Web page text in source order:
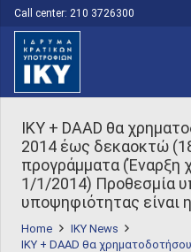
Call center: 210 3726300
ΙΚΥ + DAAD θα
2014 έως δεκαοκτώ
προγράμματα (Έναρξη
1/1/2014) Προθεσμία
υποψηφιότητας είναι
Home
IKY News
ΙΚΥ + DAAD θα